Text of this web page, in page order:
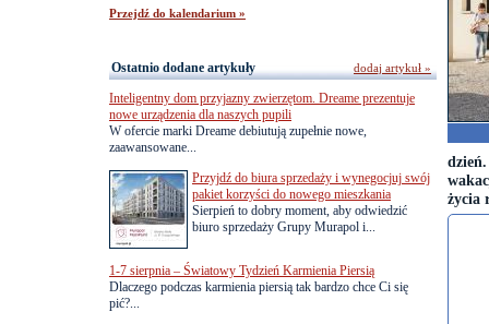
życia
Przejdź do kalendarium »
Ostatnio dodane artykuły
Inteligentny dom przyjazny zwierzętom. Dreame prezentuje
nowe urządzenia dla naszych pupili
W ofercie marki Dreame debiutują zupełnie nowe,
zaawansowane...
Przyjdź do biura sprzedaży i wynegocjuj swój
pakiet korzyści do nowego mieszkania
Sierpień to dobry moment, aby odwiedzić
biuro sprzedaży Grupy Murapol i...
1-7 sierpnia – Światowy Tydzień Karmienia Piersią
Dlaczego podczas karmienia piersią tak bardzo chce Ci się
pić?...
dodaj artykuł »